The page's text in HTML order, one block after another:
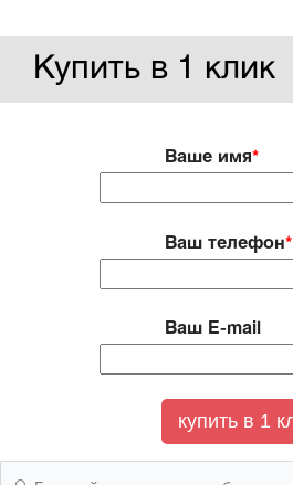
Купить в 1 клик
Ваше имя*
Ваш телефон*
Ваш E-mail